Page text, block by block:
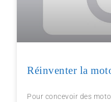
Réinventer la
Pour concevoir des